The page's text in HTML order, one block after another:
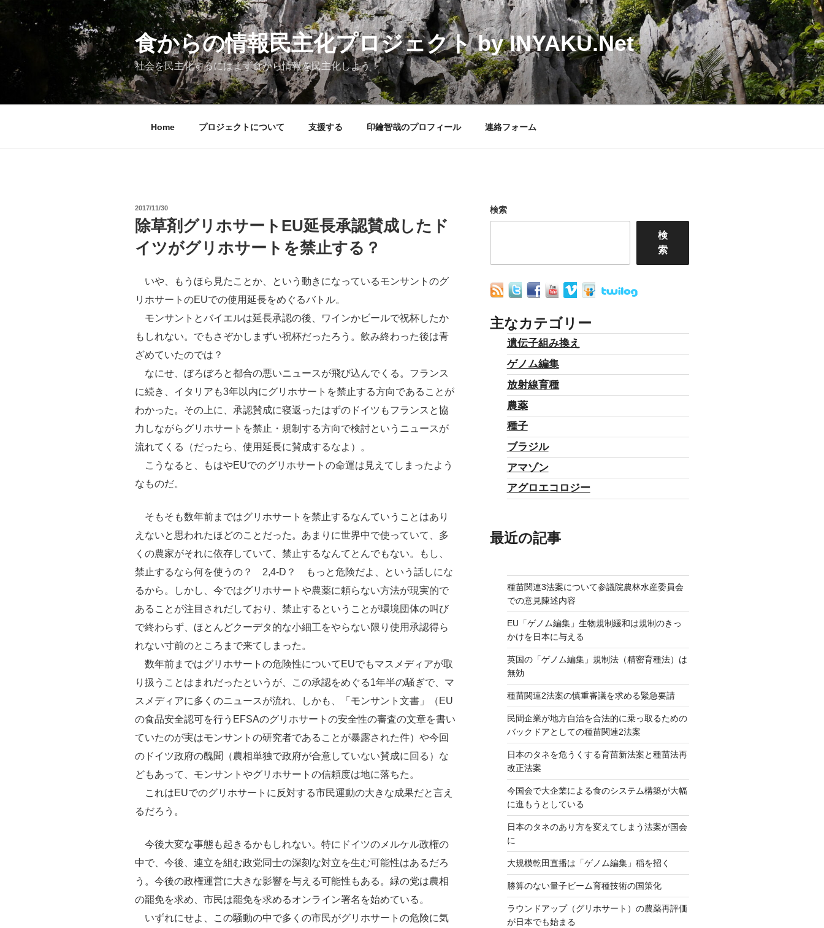
ン
ン
食からの情報民主化プロジェクト by INYAKU.Net
社会を民主化するにはまず食から情報を民主化しよう！
Home プロジェクトについて 支援する 印鑰智哉のプロフィール 連絡フォーム
投
稿
日:
2017/11/30
除草剤グリホサートEU延長承認賛成したド
イツがグリホサートを禁止する？
いや、もうほら見たことか、という動きになっているモンサントのグ
リホサートのEUでの使用延長をめぐるバトル。
モンサントとバイエルは延長承認の後、ワインかビールで祝杯したか
もしれない。でもさぞかしまずい祝杯だったろう。飲み終わった後は青
ざめていたのでは？
なにせ、ぼろぼろと都合の悪いニュースが飛び込んでくる。フランス
に続き、イタリアも3年以内にグリホサートを禁止する方向であることが
わかった。その上に、承認賛成に寝返ったはずのドイツもフランスと協
力しながらグリホサートを禁止・規制する方向で検討というニュースが
流れてくる（だったら、使用延長に賛成するなよ）。
こうなると、もはやEUでのグリホサートの命運は見えてしまったよう
なものだ。
そもそも数年前まではグリホサートを禁止するなんていうことはあり
えないと思われたほどのことだった。あまりに世界中で使っていて、多
くの農家がそれに依存していて、禁止するなんてとんでもない。もし、
禁止するなら何を使うの？ 2,4-D？ もっと危険だよ、という話しにな
るから。しかし、今ではグリホサートや農薬に頼らない方法が現実的で
あることが注目されだしており、禁止するということが環境団体の叫び
で終わらず、ほとんどクーデタ的な小細工をやらない限り使用承認得ら
れない寸前のところまで来てしまった。
数年前まではグリホサートの危険性についてEUでもマスメディアが取
り扱うことはまれだったというが、この承認をめぐる1年半の騒ぎで、マ
スメディアに多くのニュースが流れ、しかも、「モンサント文書」（EU
の食品安全認可を行うEFSAのグリホサートの安全性の審査の文章を書い
ていたのが実はモンサントの研究者であることが暴露された件）や今回
のドイツ政府の醜聞（農相単独で政府が合意していない賛成に回る）な
どもあって、モンサントやグリホサートの信頼度は地に落ちた。
これはEUでのグリホサートに反対する市民運動の大きな成果だと言え
るだろう。
今後大変な事態も起きるかもしれない。特にドイツのメルケル政権の
中で、今後、連立を組む政党同士の深刻な対立を生む可能性はあるだろ
う。今後の政権運営に大きな影響を与える可能性もある。緑の党は農相
の罷免を求め、市民は罷免を求めるオンライン署名を始めている。
いずれにせよ、この騒動の中で多くの市民がグリホサートの危険に気
検索
検
索
主なカテゴリー
遺伝子組み換え
ゲノム編集
放射線育種
農薬
種子
ブラジル
アマゾン
アグロエコロジー
最近の記事
種苗関連3法案について参議院農林水産委員会
での意見陳述内容
EU「ゲノム編集」生物規制緩和は規制のきっ
かけを日本に与える
英国の「ゲノム編集」規制法（精密育種法）は
無効
種苗関連2法案の慎重審議を求める緊急要請
民間企業が地方自治を合法的に乗っ取るための
バックドアとしての種苗関連2法案
日本のタネを危うくする育苗新法案と種苗法再
改正法案
今国会で大企業による食のシステム構築が大幅
に進もうとしている
日本のタネのあり方を変えてしまう法案が国会
に
大規模乾田直播は「ゲノム編集」稲を招く
勝算のない量子ビーム育種技術の国策化
ラウンドアップ（グリホサート）の農薬再評価
が日本でも始まる